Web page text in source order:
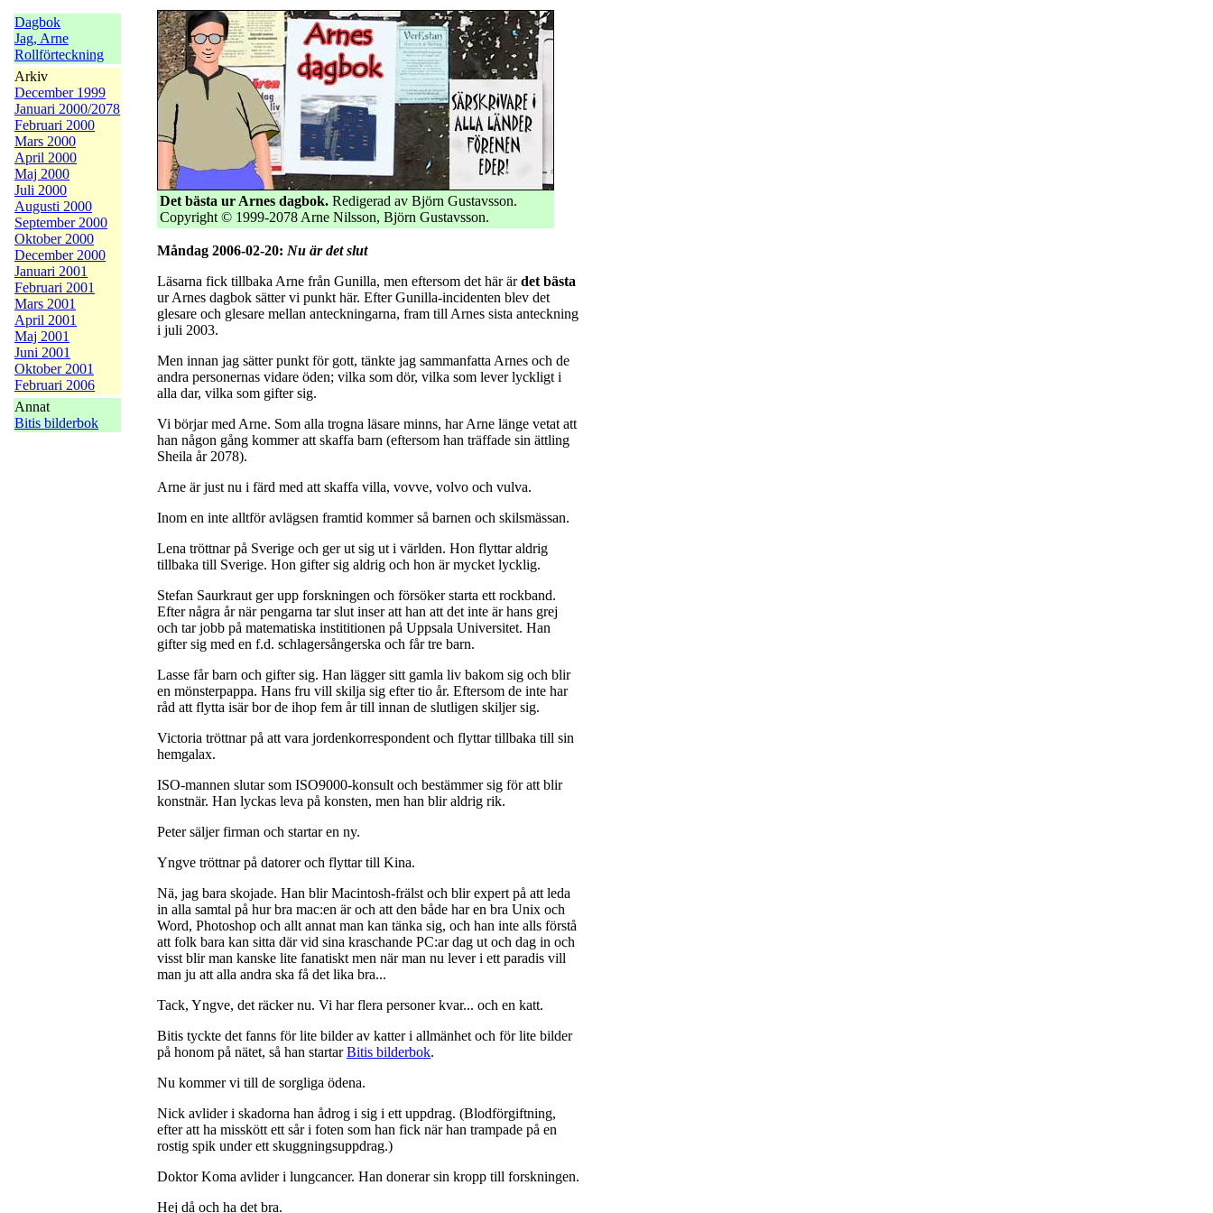
Dagbok
Jag, Arne
Rollförteckning
Arkiv
December 1999
Januari 2000/2078
Februari 2000
Mars 2000
April 2000
Maj 2000
Juli 2000
Augusti 2000
September 2000
Oktober 2000
December 2000
Januari 2001
Februari 2001
Mars 2001
April 2001
Maj 2001
Juni 2001
Oktober 2001
Februari 2006
Annat
Bitis bilderbok
Det bästa ur Arnes dagbok. Redigerad av Björn Gustavsson.
Copyright © 1999-2078 Arne Nilsson, Björn Gustavsson.
Måndag 2006-02-20: Nu är det slut
Läsarna fick tillbaka Arne från Gunilla, men eftersom det här ärdet bästa
ur Arnes dagbok sätter vi punkt här. Efter Gunilla-incidenten blev det
glesare och glesare mellan anteckningarna, fram till Arnes sista anteckning
i juli 2003.
Men innan jag sätter punkt för gott, tänkte jag sammanfatta Arnes och de
andra personernas vidare öden; vilka som dör, vilka som lever lyckligt i
alla dar, vilka som gifter sig.
Vi börjar med Arne. Som alla trogna läsare minns, har Arne länge vetat att
han någon gång kommer att skaffa barn (eftersom han träffade sin ättling
Sheila år 2078).
Arne är just nu i färd med att skaffa villa, vovve, volvo och vulva.
Inom en inte alltför avlägsen framtid kommer så barnen och skilsmässan.
Lena tröttnar på Sverige och ger ut sig ut i världen. Hon flyttar aldrig
tillbaka till Sverige. Hon gifter sig aldrig och hon är mycket lycklig.
Stefan Saurkraut ger upp forskningen och försöker starta ett rockband.
Efter några år när pengarna tar slut inser att han att det inte är hans grej
och tar jobb på matematiska instititionen på Uppsala Universitet. Han
gifter sig med en f.d. schlagersångerska och får tre barn.
Lasse får barn och gifter sig. Han lägger sitt gamla liv bakom sig och blir
en mönsterpappa. Hans fru vill skilja sig efter tio år. Eftersom de inte har
råd att flytta isär bor de ihop fem år till innan de slutligen skiljer sig.
Victoria tröttnar på att vara jordenkorrespondent och flyttar tillbaka till sin
hemgalax.
ISO-mannen slutar som ISO9000-konsult och bestämmer sig för att blir
konstnär. Han lyckas leva på konsten, men han blir aldrig rik.
Peter säljer firman och startar en ny.
Yngve tröttnar på datorer och flyttar till Kina.
Nä, jag bara skojade. Han blir Macintosh-frälst och blir expert på att leda
in alla samtal på hur bra mac:en är och att den både har en bra Unix och
Word, Photoshop och allt annat man kan tänka sig, och han inte alls förstå
att folk bara kan sitta där vid sina kraschande PC:ar dag ut och dag in och
visst blir man kanske lite fanatiskt men när man nu lever i ett paradis vill
man ju att alla andra ska få det lika bra...
Tack, Yngve, det räcker nu. Vi har flera personer kvar... och en katt.
Bitis tyckte det fanns för lite bilder av katter i allmänhet och för lite bilder
på honom på nätet, så han startarBitis bilderbok.
Nu kommer vi till de sorgliga ödena.
Nick avlider i skadorna han ådrog i sig i ett uppdrag. (Blodförgiftning,
efter att ha misskött ett sår i foten som han fick när han trampade på en
rostig spik under ett skuggningsuppdrag.)
Doktor Koma avlider i lungcancer. Han donerar sin kropp till forskningen.
Hej då och ha det bra.